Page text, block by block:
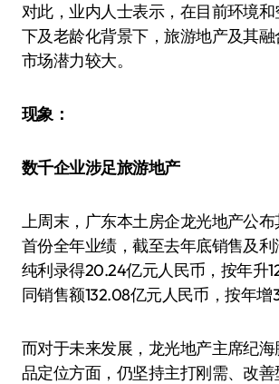
对此，业内人士表示，在目前环境
下及老龄化背景下，旅游地产及其
市场潜力较大。
现象：
数千企业涉足旅游地产
上周末，广东本土房企龙光地产公
首份全年业绩，截至去年底销售及利
纯利录得20.24亿元人民币，按年升
同销售额132.08亿元人民币，按年增
而对于未来发展，龙光地产主席纪
品定位方面，仍坚持主打刚需、改